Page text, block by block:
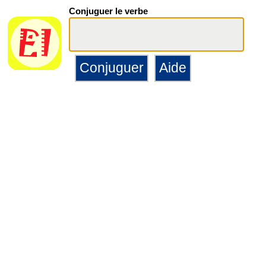
Conjuguer le verbe